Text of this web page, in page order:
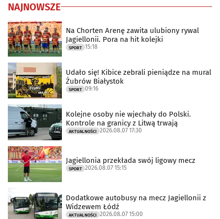
NAJNOWSZE
Na Chorten Arenę zawita ulubiony rywal
Jagiellonii. Pora na hit kolejki
SPORT 15:18
Udało się! Kibice zebrali pieniądze na mural
Żubrów Białystok
SPORT 09:16
Kolejne osoby nie wjechały do Polski.
Kontrole na granicy z Litwą trwają
AKTUALNOŚCI 2026.08.07 17:30
Jagiellonia przekłada swój ligowy mecz
SPORT 2026.08.07 15:15
Dodatkowe autobusy na mecz Jagiellonii z
Widzewem Łódź
AKTUALNOŚCI 2026.08.07 15:00